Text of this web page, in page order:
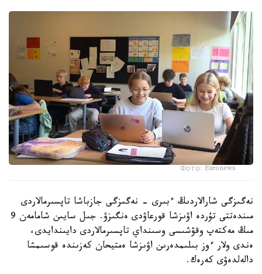
Фото: Euronews
نەگىزگى شارالاردىڭ ءبىرى - نەگىزگى جازباشا تاپسىرمالاردى
مىندەتتى تۇردە اۋىزشا قورعاۋدى ەنگىزۋ. جىل سايىن شامامەن 9
مىڭ مەكتەپ وقۋشىسى وسىنداي تاپسىرمالاردى دايىندايدى،
ەندى ولار ءوز بىلىمدەرىن اۋىزشا ەمتيحان كەزىندە قوسىمشا
دالەلدەۋى كەرەك.